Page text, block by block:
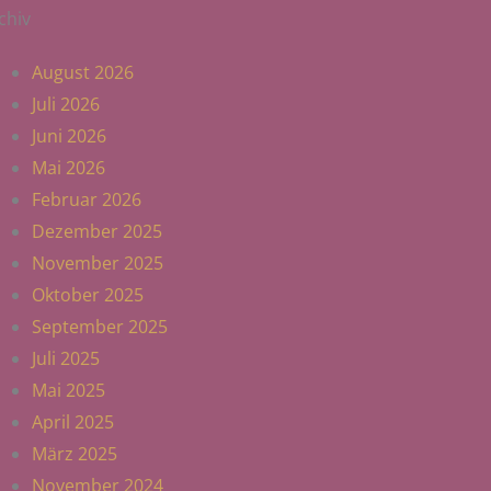
August 2026
Juli 2026
Juni 2026
Mai 2026
Februar 2026
Dezember 2025
November 2025
Oktober 2025
September 2025
Juli 2025
Mai 2025
April 2025
März 2025
November 2024